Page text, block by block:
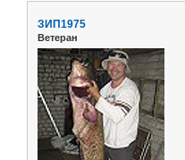
ЗИП1975
Ветеран